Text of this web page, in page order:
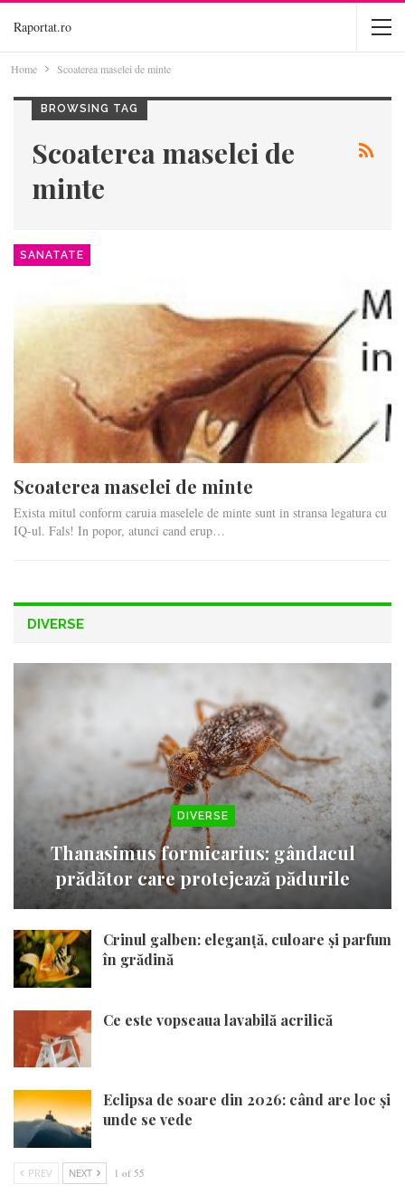
Raportat.ro
Home Scoaterea maselei de minte
BROWSING TAG
Scoaterea maselei de
minte
SANATATE
Scoaterea maselei de minte
Exista mitul conform caruia maselele de minte sunt in stransa legatura cu
IQ-ul. Fals! In popor, atunci cand erup…
DIVERSE
DIVERSE
Thanasimus formicarius: gândacul
prădător care protejează pădurile
Crinul galben: eleganță, culoare și parfum
în grădină
Ce este vopseaua lavabilă acrilică
Eclipsa de soare din 2026: când are loc și
unde se vede
PREV NEXT 1 of 55